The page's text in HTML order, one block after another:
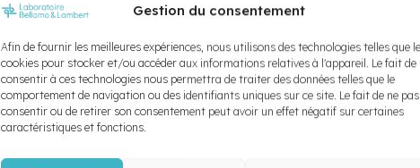
Gestion du consentement
Afin de fournir les meilleures expériences, nous utilisons des technologies telles que
cookies pour stocker et/ou accéder aux informations relatives à l'appareil. Le fait de
consentir à ces technologies nous permettra de traiter des données telles que le
comportement de navigation ou des identifiants uniques sur ce site. Le fait de ne pas
consentir ou de retirer son consentement peut avoir un effet négatif sur certaines
caractéristiques et fonctions.